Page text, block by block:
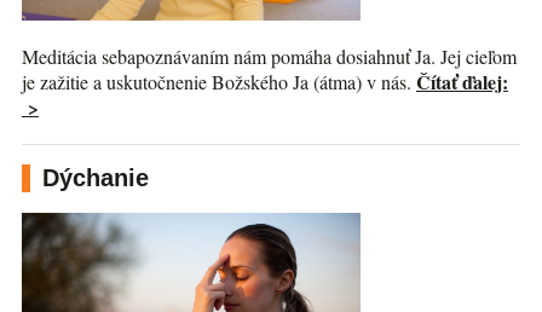
Meditácia sebapoznávaním nám pomáha dosiahnuť Ja. Jej cieľom
je zažitie a uskutočnenie Božského Ja (átma) v nás. Čítať ďalej:
>
Dýchanie